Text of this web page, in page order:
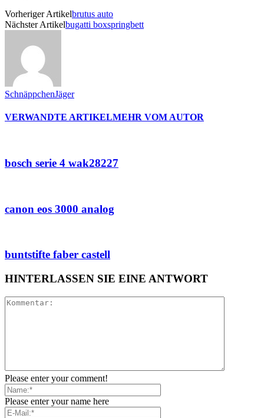
Vorheriger Artikelbrutus auto
Nächster Artikelbugatti boxspringbett
SchnäppchenJäger
VERWANDTE ARTIKELMEHR VOM AUTOR
bosch serie 4 wak28227
canon eos 3000 analog
buntstifte faber castell
HINTERLASSEN SIE EINE ANTWORT
Please enter your comment!
Please enter your name here